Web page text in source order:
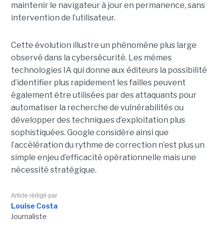
maintenir le navigateur à jour en permanence, sans
intervention de l’utilisateur.
Cette évolution illustre un phénomène plus large
observé dans la cybersécurité. Les mêmes
technologies IA qui donne aux éditeurs la possibilité
d’identifier plus rapidement les failles peuvent
également être utilisées par des attaquants pour
automatiser la recherche de vulnérabilités ou
développer des techniques d’exploitation plus
sophistiquées. Google considère ainsi que
l’accélération du rythme de correction n’est plus un
simple enjeu d’efficacité opérationnelle mais une
nécessité stratégique.
Article rédigé par
Louise Costa
Journaliste